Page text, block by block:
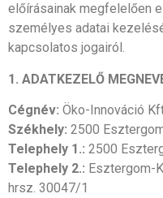
előírásainak megfelelően
személyes adatai
kapcsolatos jogairól.
1. ADATKEZELŐ
Cégnév: Öko-Innováció
Székhely: 2500
Telephely 1.: 2500
Telephely 2.: Esztergom-
hrsz. 30047/1